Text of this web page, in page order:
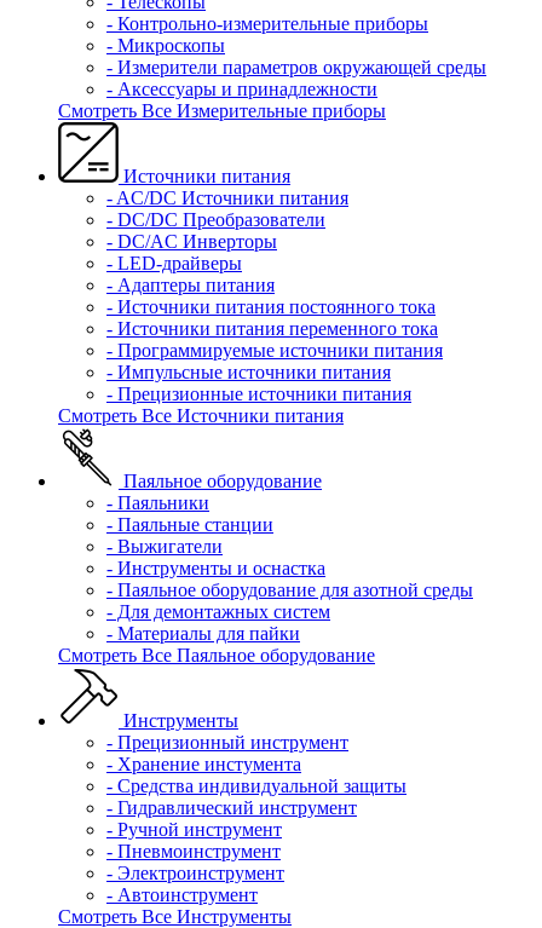
- Контрольно-измерительные приборы
- Микроскопы
- Измерители параметров окружающей среды
- Аксессуары и принадлежности
Смотреть Все Измерительные приборы
Источники питания
- AC/DC Источники питания
- DC/DC Преобразователи
- DC/AC Инверторы
- LED-драйверы
- Адаптеры питания
- Источники питания постоянного тока
- Источники питания переменного тока
- Программируемые источники питания
- Импульсные источники питания
- Прецизионные источники питания
Смотреть Все Источники питания
Паяльное оборудование
- Паяльники
- Паяльные станции
- Выжигатели
- Инструменты и оснастка
- Паяльное оборудование для азотной среды
- Для демонтажных систем
- Материалы для пайки
Смотреть Все Паяльное оборудование
Инструменты
- Прецизионный инструмент
- Хранение инстумента
- Средства индивидуальной защиты
- Гидравлический инструмент
- Ручной инструмент
- Пневмоинструмент
- Электроинструмент
- Автоинструмент
Смотреть Все Инструменты